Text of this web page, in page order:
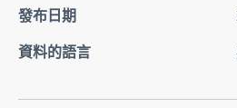
發布日期
資料的語言